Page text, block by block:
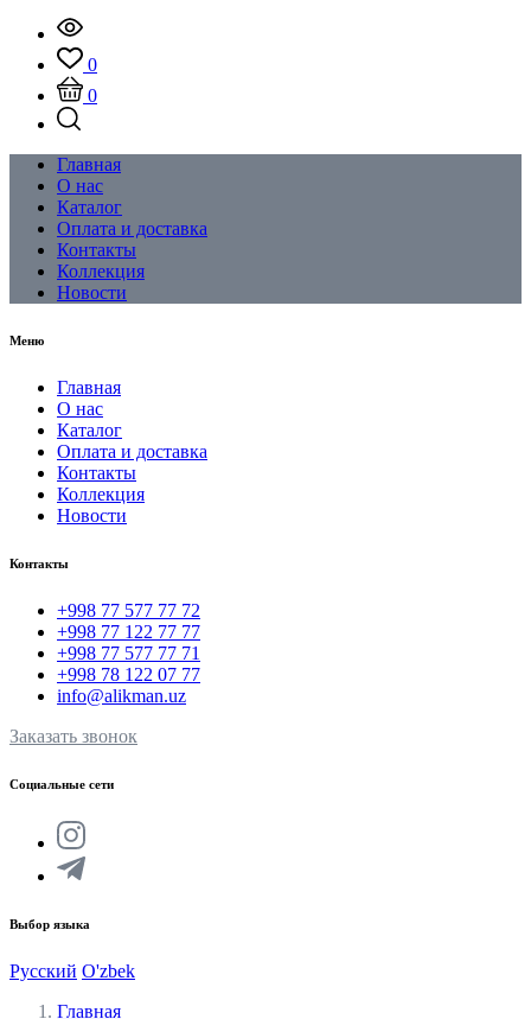
0
0
Главная
О нас
Каталог
Оплата и доставка
Контакты
Коллекция
Новости
Меню
Главная
О нас
Каталог
Оплата и доставка
Контакты
Коллекция
Новости
Контакты
+998 77 577 77 72
+998 77 122 77 77
+998 77 577 77 71
+998 78 122 07 77
info@alikman.uz
Заказать звонок
Социальные сети
Выбор языка
Русский O'zbek
Главная